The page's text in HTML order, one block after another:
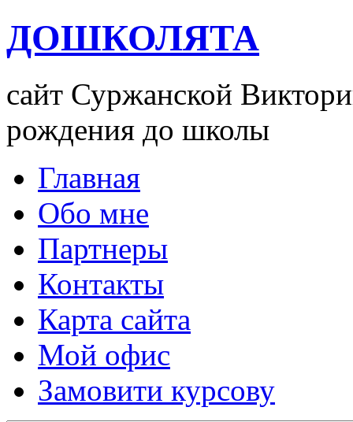
ДОШКОЛЯТА
сайт Суржанской
рождения до школы
Главная
Обо мне
Партнеры
Контакты
Карта сайта
Мой офис
Замовити курсову